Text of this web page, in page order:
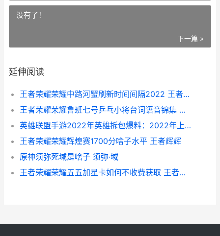
没有了！
下一篇 »
延伸阅读
王者荣耀荣耀中路河蟹刷新时间间隔2022 王者荣耀荣耀中国节皮肤怎么获得
王者荣耀荣耀鲁班七号乒乓小将台词语音锦集 王者荣耀荣耀鲁班的声音
英雄联盟手游2022年英雄拆包爆料：2022年上线英雄拆包内容一览[多图]
王者荣耀荣耀辉煌赛1700分啥子水平 王者辉辉
原神须弥死域是啥子 须弥·域
王者荣耀荣耀五五加星卡如何不收费获取 王者荣耀荣耀五年取了称号对手